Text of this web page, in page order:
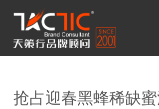
抢占迎春黑蜂稀缺